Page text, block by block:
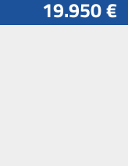
19.950 €